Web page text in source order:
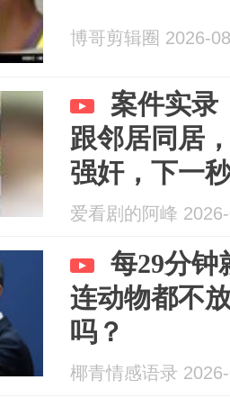
博哥剪辑圈 2026-
案件实录
跟邻居同居
强奸，下一
爱看剧的阿峰
每29分钟
连动物都不
吗？
椰青情感语录